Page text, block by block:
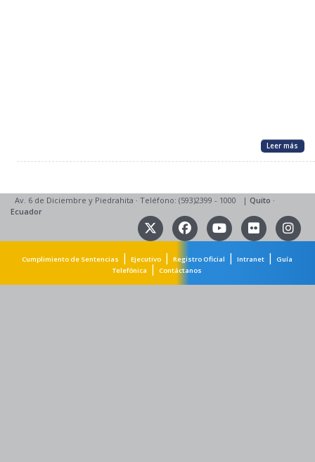
Leer más
Av. 6 de Diciembre y Piedrahita · Teléfono: (593)2399 - 1000 | Quito ·
Ecuador
Cumplimiento de Sentencias |Ejecutivo |Registro Oficial |Intranet |
Guía
Telefónica
|Contáctanos